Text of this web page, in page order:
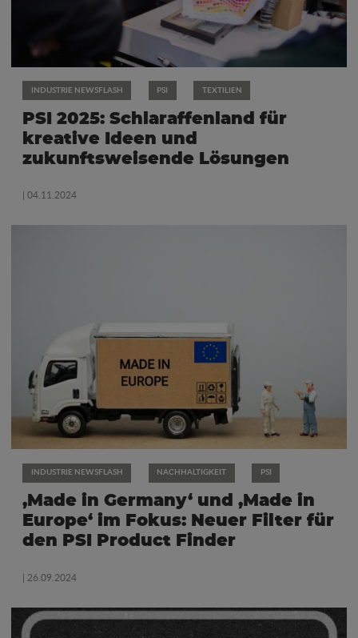
INDUSTRIE NEWSFLASH PSI TEXTILIEN
PSI 2025: Schlaraffenland für
kreative Ideen und
zukunftsweisende Lösungen
| 04.11.2024
INDUSTRIE NEWSFLASH NACHHALTIGKEIT PSI
‚Made in Germany‘ und ‚Made in
Europe‘ im Fokus: Neuer Filter für
den PSI Product Finder
| 26.09.2024